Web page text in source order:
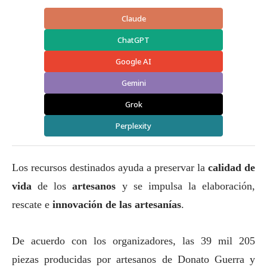
Claude
ChatGPT
Google AI
Gemini
Grok
Perplexity
Los recursos destinados ayuda a preservar la calidad de
vidade losartesanos y se impulsa la elaboración,
rescate e innovación de las artesanías.
De acuerdo con los organizadores, las 39 mil 205
piezas producidas por artesanos de Donato Guerra y